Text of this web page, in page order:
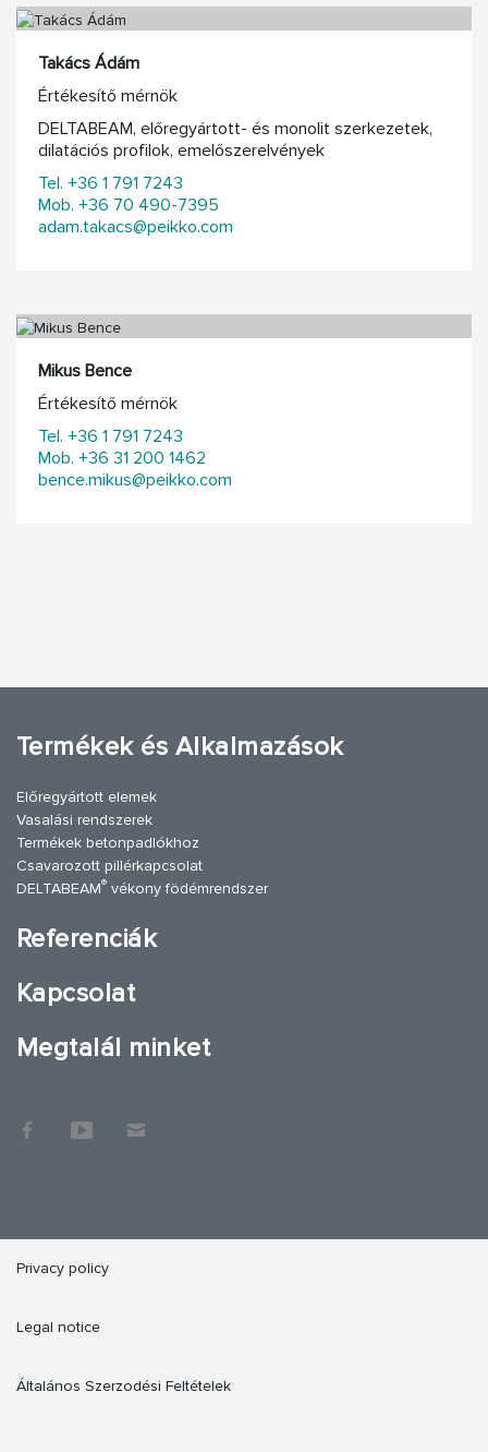
Takács Ádám
Értékesítő mérnök
DELTABEAM, előregyártott- és monolit szerkezetek,
dilatációs profilok, emelőszerelvények
Tel. +36 1 791 7243
Mob. +36 70 490-7395
adam.takacs@peikko.com
Mikus Bence
Értékesítő mérnök
Tel. +36 1 791 7243
Mob. +36 31 200 1462
bence.mikus@peikko.com
Termékek és Alkalmazások
Előregyártott elemek
Vasalási rendszerek
Termékek betonpadlókhoz
Csavarozott pillérkapcsolat
DELTABEAM® vékony födémrendszer
Referenciák
Kapcsolat
Megtalál minket
Privacy policy
Legal notice
Általános Szerzodési Feltételek